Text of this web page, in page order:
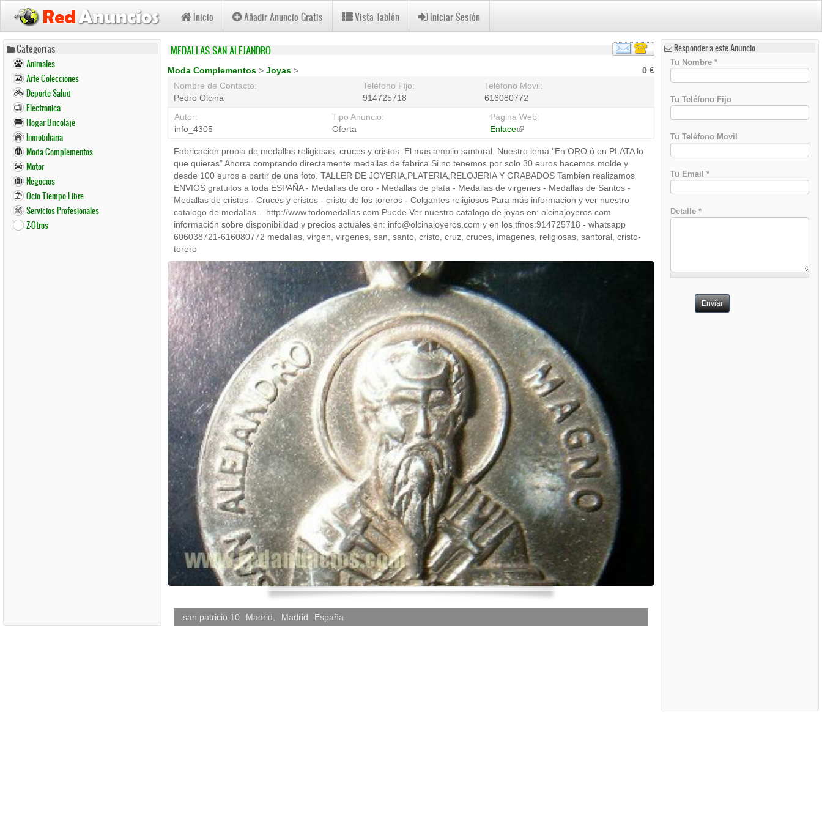
Pasar
contenido
principal
Inicio Añadir Anuncio Gratis Vista Tablón Iniciar Sesión
Categorias
Animales
Arte Colecciones
Deporte Salud
Electronica
Hogar Bricolaje
Inmobiliaria
Moda Complementos
Motor
Negocios
Ocio Tiempo Libre
Servicios Profesionales
Z-Otros
MEDALLAS SAN ALEJANDRO
0 €
Moda Complementos > Joyas >
Nombre de Contacto:
Pedro Olcina
Teléfono Fijo:
914725718
Teléfono Movil:
616080772
Autor:
info_4305
Tipo Anuncio:
Oferta
Página Web:
Enlace(link
external)
Fabricacion propia de medallas religiosas, cruces y cristos. El mas amplio santoral. Nuestro lema:"En ORO ó en PLATA lo
que quieras" Ahorra comprando directamente medallas de fabrica Si no tenemos por solo 30 euros hacemos molde y
desde 100 euros a partir de una foto. TALLER DE JOYERIA,PLATERIA,RELOJERIA Y GRABADOS Tambien realizamos
ENVIOS gratuitos a toda ESPAÑA - Medallas de oro - Medallas de plata - Medallas de virgenes - Medallas de Santos -
Medallas de cristos - Cruces y cristos - cristo de los toreros - Colgantes religiosos Para más informacion y ver nuestro
catalogo de medallas... http://www.todomedallas.com Puede Ver nuestro catalogo de joyas en: olcinajoyeros.com
información sobre disponibilidad y precios actuales en: info@olcinajoyeros.com y en los tfnos:914725718 - whatsapp
606038721-616080772 medallas, virgen, virgenes, san, santo, cristo, cruz, cruces, imagenes, religiosas, santoral, cristo-
torero
san patricio,10 Madrid Madrid España
Responder a este Anuncio
Tu Nombre*
Tu Teléfono Fijo
Tu Teléfono Movil
Tu Email*
Detalle*
Enviar